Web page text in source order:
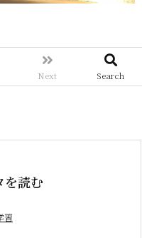
Next Search
読む
習